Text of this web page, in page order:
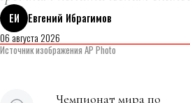
ЕИ
Евгений Ибрагимов
06 августа 2026